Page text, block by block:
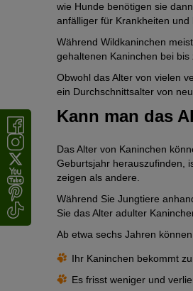
wie Hunde benötigen sie
anfälliger für Krankheiten und
Während Wildkaninchen
gehaltenen Kaninchen bei bis
Obwohl das Alter von vielen
ein Durchschnittsalter von
Kann man das
Das Alter von Kaninchen
Geburtsjahr herauszufinden,
zeigen als andere.
Während Sie Jungtiere
Sie das Alter adulter
Ab etwa sechs Jahren
Ihr Kaninchen bekommt
Es frisst weniger und